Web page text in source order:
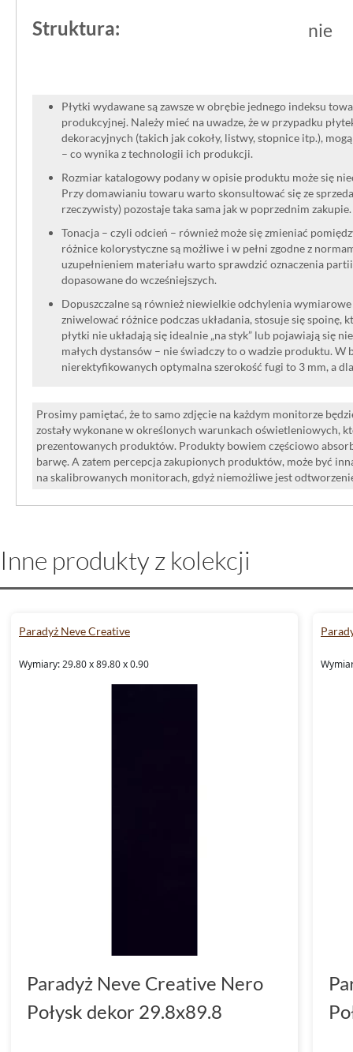
Struktura: nie
Płytki wydawane są zawsze w obrębie jednego indeksu
produkcyjnej. Należy mieć na uwadze, że w przypadku
dekoracyjnych (takich jak cokoły, listwy, stopnice itp.),
– co wynika z technologii ich produkcji.
Rozmiar katalogowy podany w opisie produktu może się
Przy domawianiu towaru warto skonsultować się ze
rzeczywisty) pozostaje taka sama jak w poprzednim zakupie.
Tonacja – czyli odcień – również może się zmieniać
różnice kolorystyczne są możliwe i w pełni zgodne z
uzupełnieniem materiału warto sprawdzić oznaczenia
dopasowane do wcześniejszych.
Dopuszczalne są również niewielkie odchylenia
zniwelować różnice podczas układania, stosuje się spoinę,
płytki nie układają się idealnie „na styk” lub pojawiają się
małych dystansów – nie świadczy to o wadzie produktu. W
nierektyfikowanych optymalna szerokość fugi to 3 mm, a
Prosimy pamiętać, że to samo zdjęcie na każdym monitorze
zostały wykonane w określonych warunkach oświetleniowych,
prezentowanych produktów. Produkty bowiem częściowo
barwę. A zatem percepcja zakupionych produktów, może być
na skalibrowanych monitorach, gdyż niemożliwe jest
Inne produkty z kolekcji
Paradyż Neve Creative
Wymiary: 29.80 x 89.80 x 0.90
Paradyż Neve Creative Nero
Połysk dekor 29.8x89.8